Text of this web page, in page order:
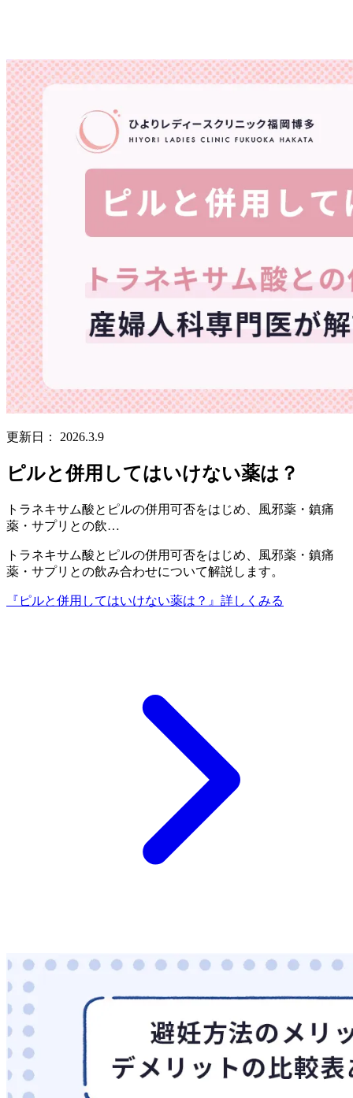
更新日： 2026.3.9
ピルと併用してはいけない薬は？
トラネキサム酸とピルの併用可否をはじめ、風邪薬・鎮痛
薬・サプリとの飲…
トラネキサム酸とピルの併用可否をはじめ、風邪薬・鎮痛
薬・サプリとの飲み合わせについて解説します。
『ピルと併用してはいけない薬は？』 詳しくみる